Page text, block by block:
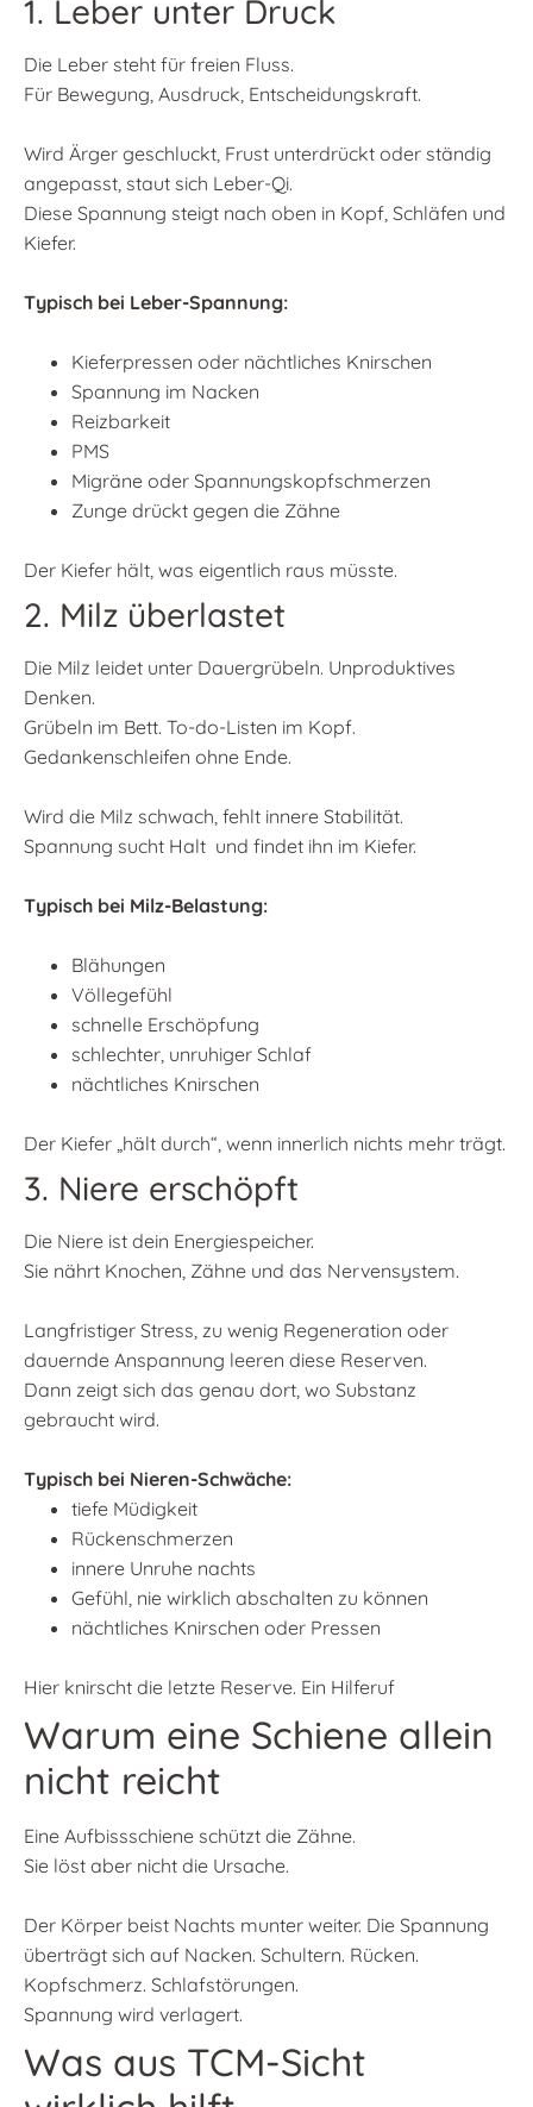
1. Leber unter Druck
Die Leber steht für freien Fluss.
Für Bewegung, Ausdruck, Entscheidungskraft.
Wird Ärger geschluckt, Frust unterdrückt oder ständig
angepasst, staut sich Leber-Qi.
Diese Spannung steigt nach oben in Kopf, Schläfen und
Kiefer.
Typisch bei Leber-Spannung:
Kieferpressen oder nächtliches Knirschen
Spannung im Nacken
Reizbarkeit
PMS
Migräne oder Spannungskopfschmerzen
Zunge drückt gegen die Zähne
Der Kiefer hält, was eigentlich raus müsste.
2. Milz überlastet
Die Milz leidet unter Dauergrübeln. Unproduktives
Denken.
Grübeln im Bett. To-do-Listen im Kopf.
Gedankenschleifen ohne Ende.
Wird die Milz schwach, fehlt innere Stabilität.
Spannung sucht Halt und findet ihn im Kiefer.
Typisch bei Milz-Belastung:
Blähungen
Völlegefühl
schnelle Erschöpfung
schlechter, unruhiger Schlaf
nächtliches Knirschen
Der Kiefer „hält durch“, wenn innerlich nichts mehr trägt.
3. Niere erschöpft
Die Niere ist dein Energiespeicher.
Sie nährt Knochen, Zähne und das Nervensystem.
Langfristiger Stress, zu wenig Regeneration oder
dauernde Anspannung leeren diese Reserven.
Dann zeigt sich das genau dort, wo Substanz
gebraucht wird.
Typisch bei Nieren-Schwäche:
tiefe Müdigkeit
Rückenschmerzen
innere Unruhe nachts
Gefühl, nie wirklich abschalten zu können
nächtliches Knirschen oder Pressen
Hier knirscht die letzte Reserve. Ein Hilferuf
Warum eine Schiene allein
nicht reicht
Eine Aufbissschiene schützt die Zähne.
Sie löst aber nicht die Ursache.
Der Körper beist Nachts munter weiter. Die Spannung
überträgt sich auf Nacken. Schultern. Rücken.
Kopfschmerz. Schlafstörungen.
Spannung wird verlagert.
Was aus TCM-Sicht